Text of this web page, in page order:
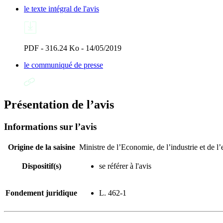
le texte intégral de l'avis
PDF - 316.24 Ko - 14/05/2019
le communiqué de presse
Présentation de l’avis
Informations sur l’avis
Origine de la saisine Ministre de l’Economie, de l’industrie et de
Dispositif(s) se référer à l'avis
Fondement juridique L. 462-1